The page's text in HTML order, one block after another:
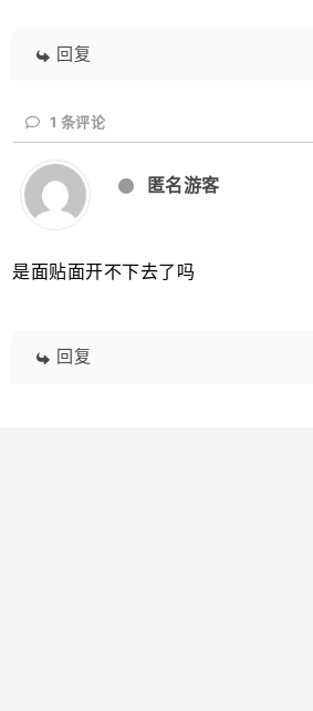
回复
1 条评论
匿名游客
是面贴面开不下去了吗
回复